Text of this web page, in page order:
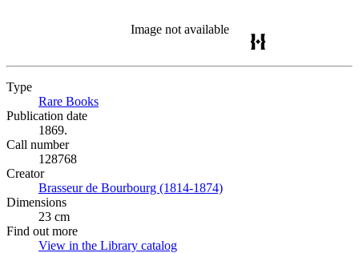
Image not available
Type
Rare Books
Publication date
1869.
Call number
128768
Creator
Brasseur de Bourbourg (1814-1874)
Dimensions
23 cm
Find out more
View in the Library catalog